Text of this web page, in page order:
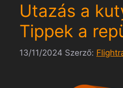
Utazás a
Tippek a
13/11/2024 Szerző: